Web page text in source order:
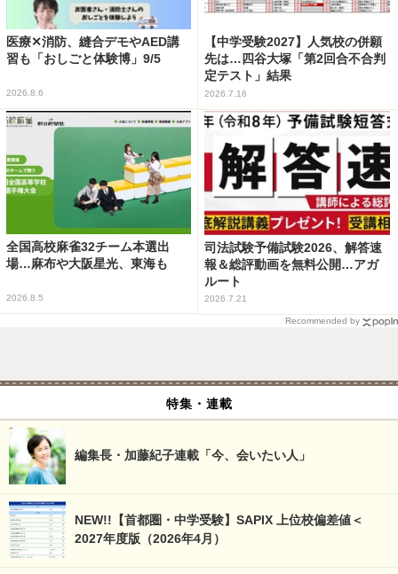
医療✕消防、縫合デモやAED講
習も「おしごと体験博」9/5
2026.8.6
【中学受験2027】人気校の併願
先は…四谷大塚「第2回合不合判
定テスト」結果
2026.7.16
全国高校麻雀32チーム本選出
場…麻布や大阪星光、東海も
2026.8.5
司法試験予備試験2026、解答速
報＆総評動画を無料公開…アガ
ルート
2026.7.21
Recommended by
特集・連載
編集長・加藤紀子連載「今、会いたい人」
NEW!!【首都圏・中学受験】SAPIX 上位校偏差値＜
2027年度版（2026年4月）